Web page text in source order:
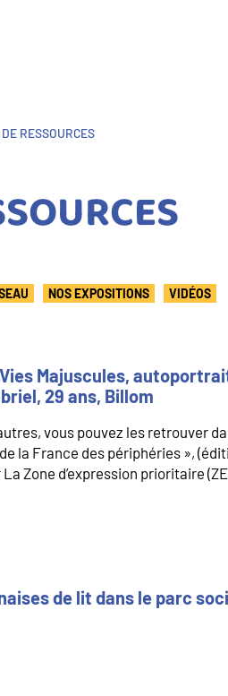
RESSOURCES
NOS EXPOSITIONS VIDÉOS
Majuscules,
29 ans, Billom
vous pouvez les retrouver
la France des périphéries »,
Zone d’expression prioritaire
de lit dans le parc